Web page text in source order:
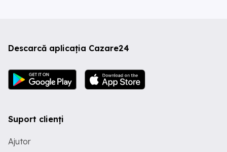
Descarcă aplicația Cazare24
Suport clienți
Ajutor